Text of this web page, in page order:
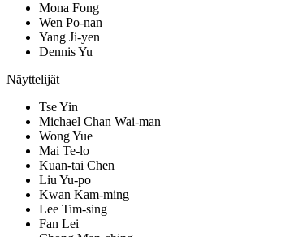
Mona Fong
Wen Po-nan
Yang Ji-yen
Dennis Yu
Näyttelijät
Tse Yin
Michael Chan Wai-man
Wong Yue
Mai Te-lo
Kuan-tai Chen
Liu Yu-po
Kwan Kam-ming
Lee Tim-sing
Fan Lei